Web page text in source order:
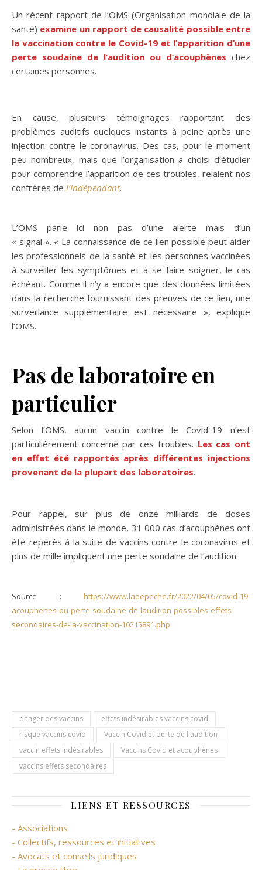
Un récent rapport de l’OMS (Organisation mondiale de la
santé) examine un rapport de causalité possible entre
la vaccination contre le Covid-19 et l’apparition d’une
perte soudaine de l’audition ou d’acouphènes chez
certaines personnes.
En cause, plusieurs témoignages rapportant des
problèmes auditifs quelques instants à peine après une
injection contre le coronavirus. Des cas, pour le moment
peu nombreux, mais que l’organisation a choisi d’étudier
pour comprendre l’apparition de ces troubles, relaient nos
confrères de l’Indépendant.
L’OMS parle ici non pas d’une alerte mais d’un
« signal ». « La connaissance de ce lien possible peut aider
les professionnels de la santé et les personnes vaccinées
à surveiller les symptômes et à se faire soigner, le cas
échéant. Comme il n’y a encore que des données limitées
dans la recherche fournissant des preuves de ce lien, une
surveillance supplémentaire est nécessaire », explique
l’OMS.
Pas de laboratoire en
particulier
Selon l’OMS, aucun vaccin contre le Covid-19 n’est
particulièrement concerné par ces troubles. Les cas ont
en effet été rapportés après différentes injections
provenant de la plupart des laboratoires.
Pour rappel, sur plus de onze milliards de doses
administrées dans le monde, 31 000 cas d’acouphènes ont
été repérés à la suite de vaccins contre le coronavirus et
plus de mille impliquent une perte soudaine de l’audition.
Source : https://www.ladepeche.fr/2022/04/05/covid-19-
acouphenes-ou-perte-soudaine-de-laudition-possibles-effets-
secondaires-de-la-vaccination-10215891.php
danger des vaccins
effets indésirables vaccins covid
risque vaccins covid
Vaccin Covid et perte de l'audition
vaccin effets indésirables
Vaccins Covid et acouphènes
vaccins effets secondaires
LIENS ET RESSOURCES
- Associations
- Collectifs, ressources et initiatives
- Avocats et conseils juridiques